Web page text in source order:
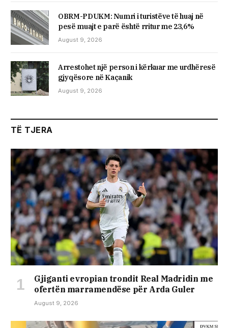
OBRM-PDUKM: Numri i turistëve të huaj në
pesë muajt e parë është rritur me 23,6%
August 9, 2026
Arrestohet një person i kërkuar me urdhëresë
gjyqësore në Kaçanik
August 9, 2026
TË TJERA
Gjiganti evropian trondit Real Madridin me
ofertën marramendëse për Arda Guler
August 9, 2026